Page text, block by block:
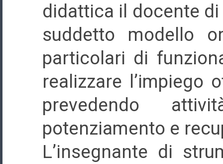
didattica il docente
suddetto modello
particolari di
realizzare l’impiego
prevedendo
potenziamento e
L’insegnante di